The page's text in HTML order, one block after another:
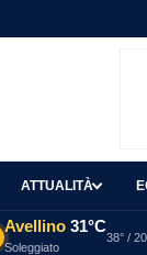
ATTUALITÀ
Avellino 31°C
Soleggiato
38° /